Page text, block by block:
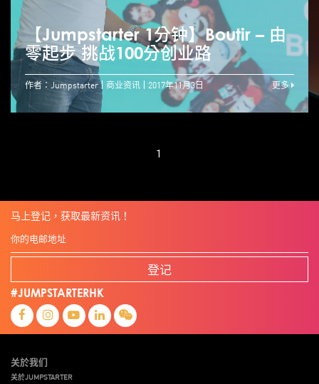
【Jumpstarter 1分钟】Boutir – 由
零起步 挑战100分创业路
作者：Jumpstarter 商业资讯 2017年11月3日 更多
1
马上登记，获取最新资讯！
登记
#JUMPSTARTERHK
关於我们
关於JUMPSTARTER